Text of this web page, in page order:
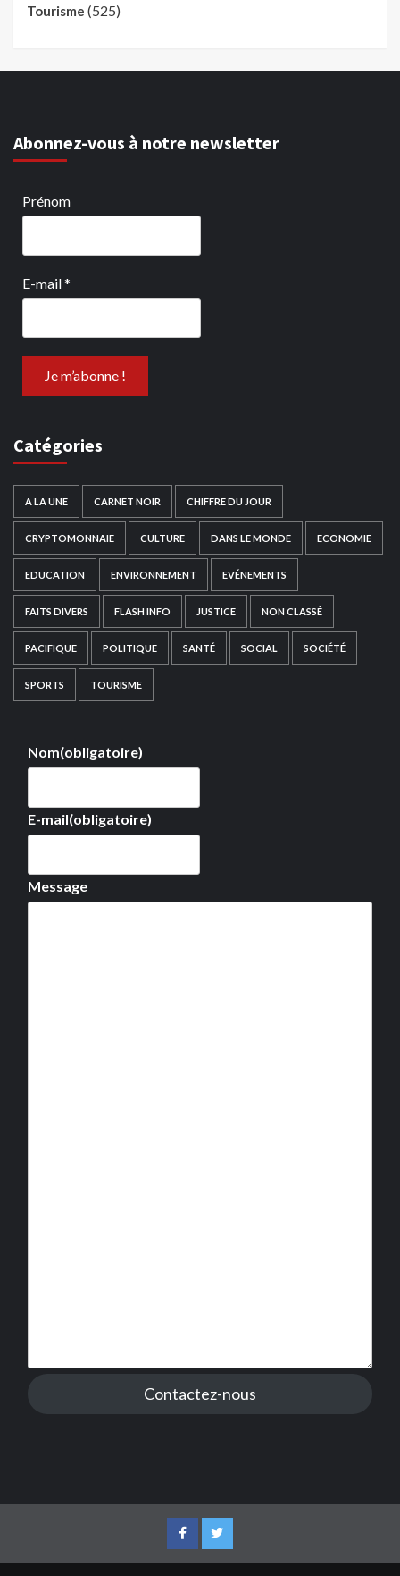
Tourisme (525)
Abonnez-vous à notre newsletter
Prénom
E-mail*
Catégories
A LA UNE CARNET NOIR CHIFFRE DU JOUR
CRYPTOMONNAIE CULTURE DANS LE MONDE ECONOMIE
EDUCATION ENVIRONNEMENT EVÉNEMENTS
FAITS DIVERS FLASH INFO JUSTICE NON CLASSÉ
PACIFIQUE POLITIQUE SANTÉ SOCIAL SOCIÉTÉ
SPORTS TOURISME
Nom(obligatoire)
E-mail(obligatoire)
Message
Contactez-nous
FacebookTwitter